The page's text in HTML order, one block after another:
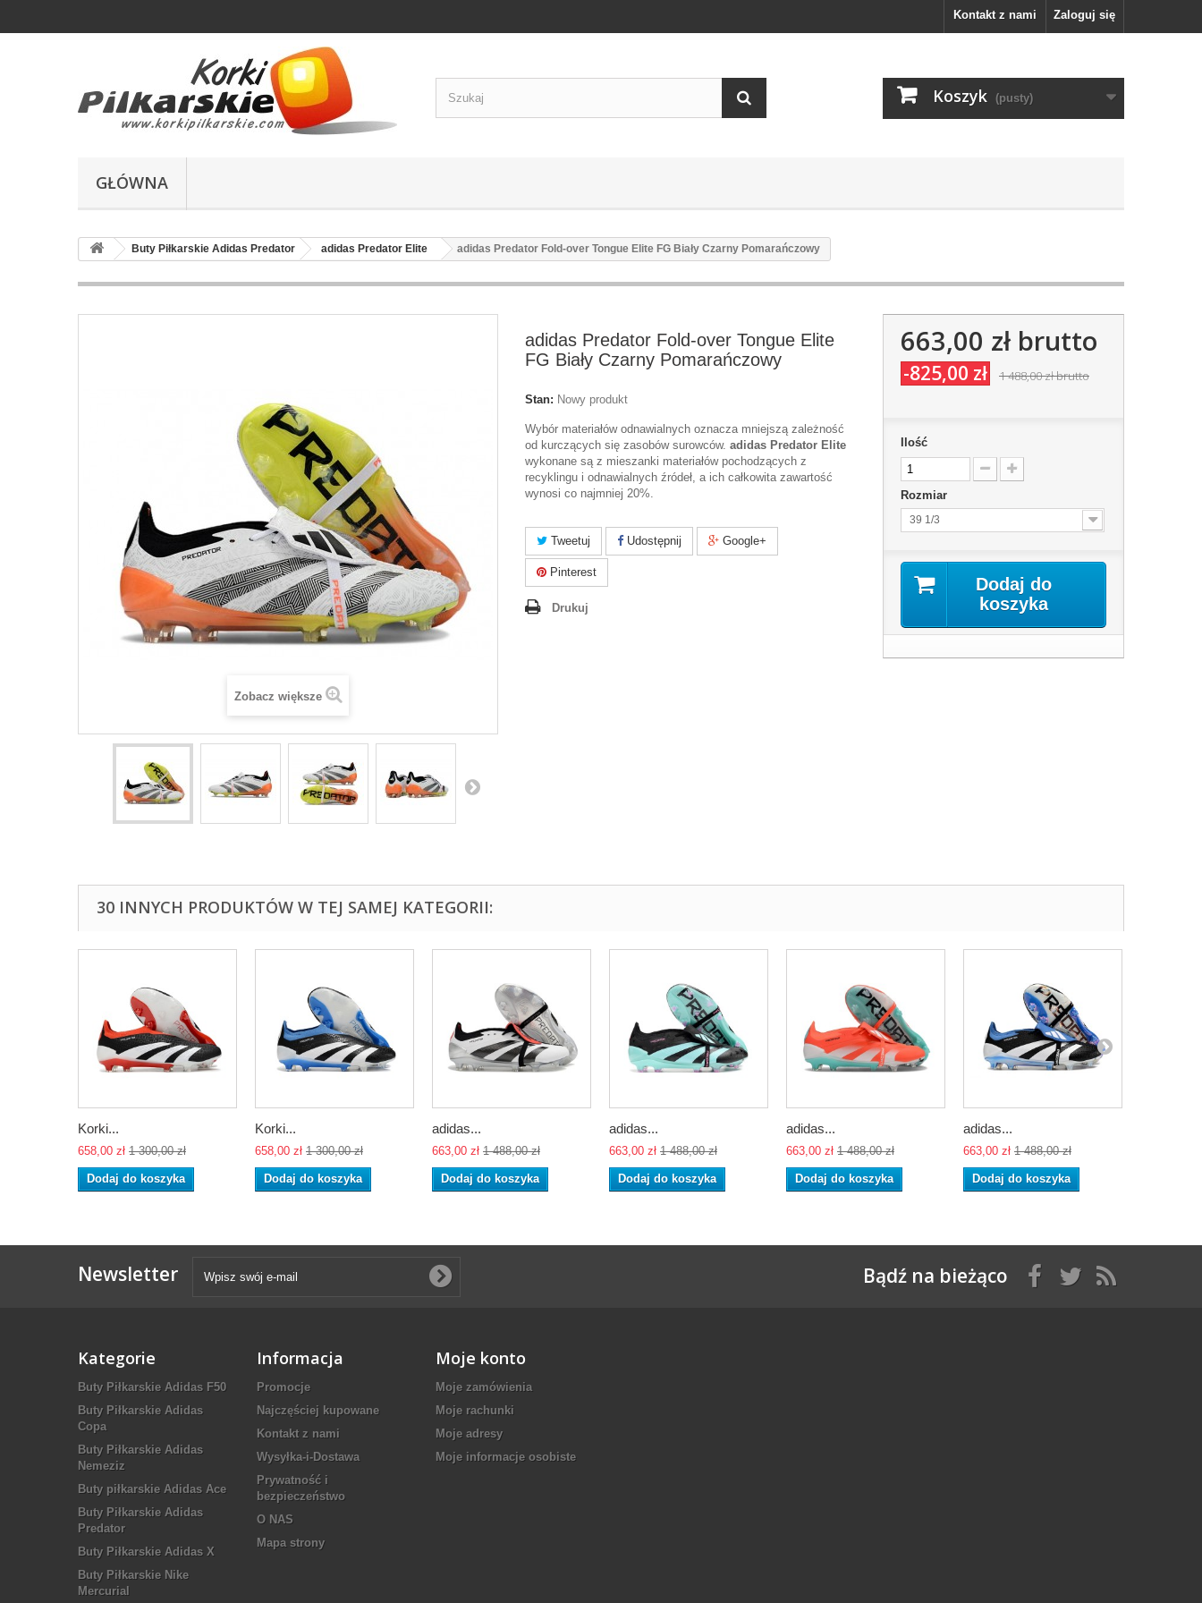
Zaloguj się
Kontakt z nami
Koszyk (pusty)
GŁÓWNA
Buty Piłkarskie Adidas Predator adidas Predator Elite adidas Predator Fold-over Tongue Elite FG Biały Czarny Pomarańczowy
Zobacz większe
adidas Predator Fold-over Tongue Elite
FG Biały Czarny Pomarańczowy
Stan: Nowy produkt
Wybór materiałów odnawialnych oznacza mniejszą zależność
od kurczących się zasobów surowców. adidas Predator Elite
wykonane są z mieszanki materiałów pochodzących z
recyklingu i odnawialnych źródeł, a ich całkowita zawartość
wynosi co najmniej 20%.
Tweetuj Udostępnij Google+
Pinterest
Drukuj
663,00 złbrutto
-825,00 zł 1 488,00 złbrutto
Ilość
Rozmiar
39 1/3
Dodaj do
koszyka
30 INNYCH PRODUKTÓW W TEJ SAMEJ KATEGORII:
Korki...
658,00 zł 1 300,00 zł
Dodaj do koszyka
Korki...
658,00 zł 1 300,00 zł
Dodaj do koszyka
adidas...
663,00 zł 1 488,00 zł
Dodaj do koszyka
adidas...
663,00 zł 1 488,00 zł
Dodaj do koszyka
adidas...
663,00 zł 1 488,00 zł
Dodaj do koszyka
adidas...
663,00 zł 1 488,00 zł
Dodaj do koszyka
Newsletter Bądź na bieżąco
Kategorie
Buty Piłkarskie Adidas F50
Buty Piłkarskie Adidas
Copa
Buty Piłkarskie Adidas
Nemeziz
Buty piłkarskie Adidas Ace
Buty Piłkarskie Adidas
Predator
Buty Piłkarskie Adidas X
Buty Piłkarskie Nike
Mercurial
Informacja
Promocje
Najczęściej kupowane
Kontakt z nami
Wysyłka-i-Dostawa
Prywatność i
bezpieczeństwo
O NAS
Mapa strony
Moje konto
Moje zamówienia
Moje rachunki
Moje adresy
Moje informacje osobiste